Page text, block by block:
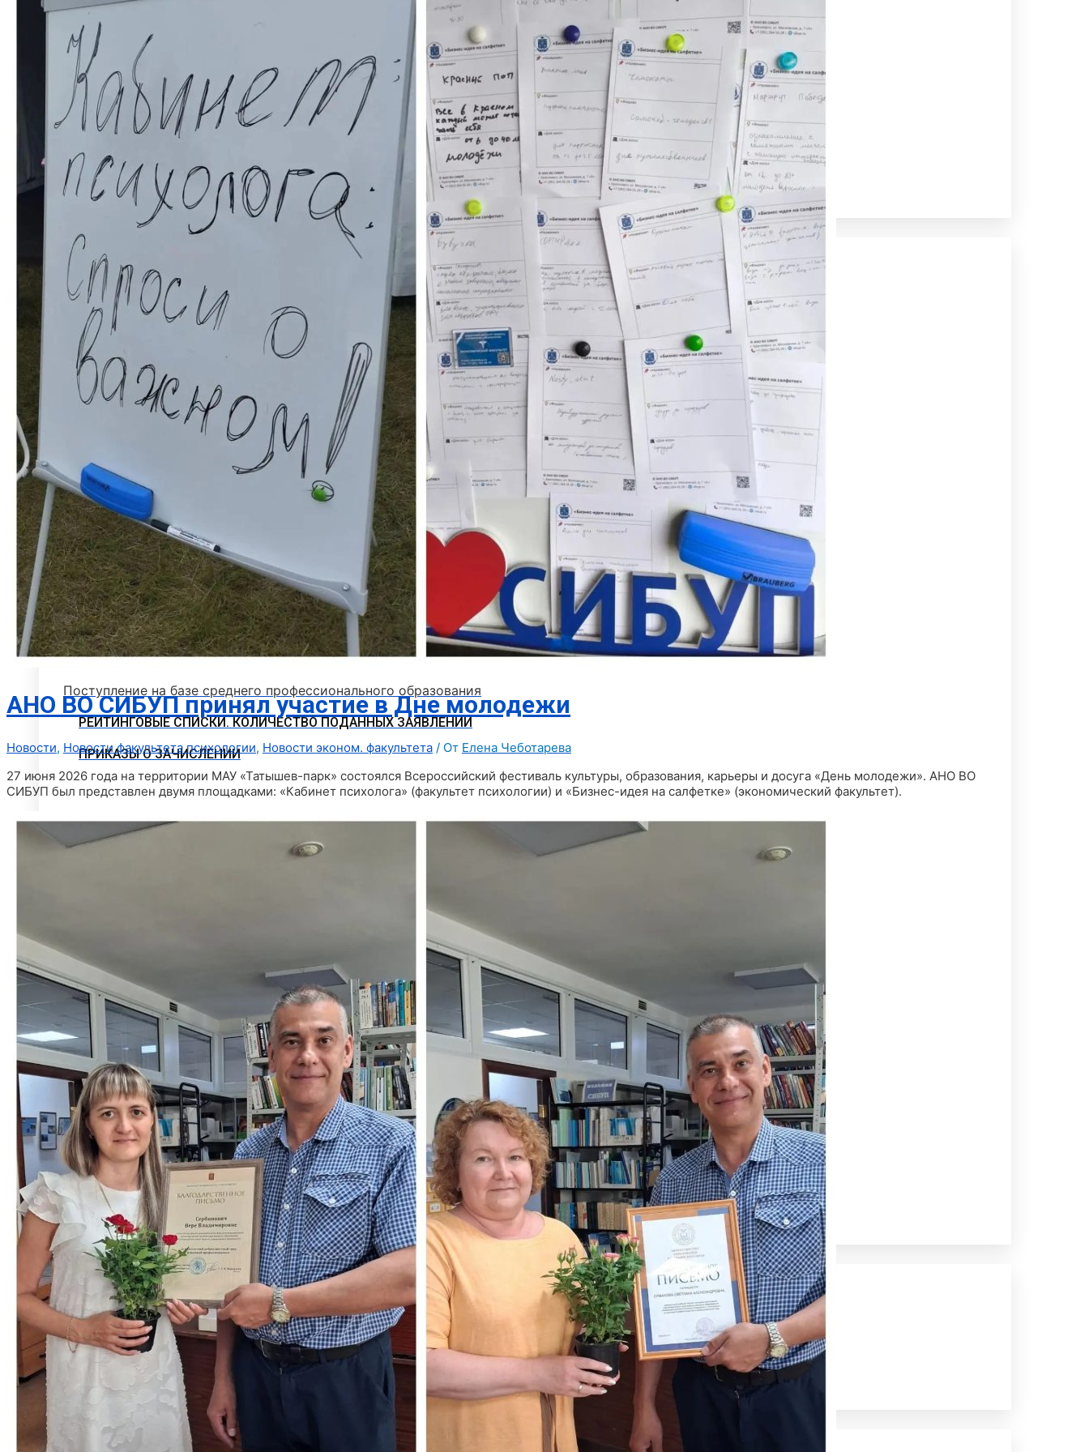
МЕТОДИЧЕСКИЙ КАБИНЕТ
Методические материалы дополнительного образования
Методическое обеспечение
Рабочие программы
Рабочие программы практик
Объявления
Абитуриенту
ИНФОРМАЦИЯ ДЛЯ АБИТУРИЕНТОВ
ВЫСШЕЕ ОБРАЗОВАНИЕ (БАКАЛАВРИАТ)
Перечень направлений и вступительных испытаний
Стоимость обучения
Расписание вступительных испытаний
Сроки подачи документов
Программы вступительных испытаний
Основные сведения о ЕГЭ
Перечень необходимых документов
План приема
Особые права и преимущества
Учет индивидуальных достижений
Поступление на базе среднего профессионального образования
РЕЙТИНГОВЫЕ СПИСКИ. КОЛИЧЕСТВО ПОДАННЫХ ЗАЯВЛЕНИЙ
ПРИКАЗЫ О ЗАЧИСЛЕНИИ
ПРОГРАММЫ СПО (КОЛЛЕДЖ)
Сроки зачисления
Сроки подачи документов
Перечень документов для поступления
ЛОКАЛЬНЫЕ НОРМАТИВНЫЕ АКТЫ
РОССИЙСКОЕ ЗАКОНОДАТЕЛЬСТВО
ИНСТРУКЦИИ
ОБРАЗЦЫ ДОКУМЕНТОВ
ОБРАЗОВАТЕЛЬНЫЙ КРЕДИТ
ЦЕЛЕВОЕ ОБУЧЕНИЕ
Выпускнику
ТРУДОУСТРОЙСТВО ВЫПУСКНИКОВ
Отзывы работодателей
Дополнительное образование
АНО ВО СИБУП принял участие в Дне молодежи
Новости, Новости факультета психологии, Новости эконом. факультета / От Елена Чеботарева
27 июня 2026 года на территории МАУ «Татышев-парк» состоялся Всероссийский фестиваль культуры, образования, карьеры и досуга «День молодежи». АНО ВО
СИБУП был представлен двумя площадками: «Кабинет психолога» (факультет психологии) и «Бизнес-идея на салфетке» (экономический факультет).